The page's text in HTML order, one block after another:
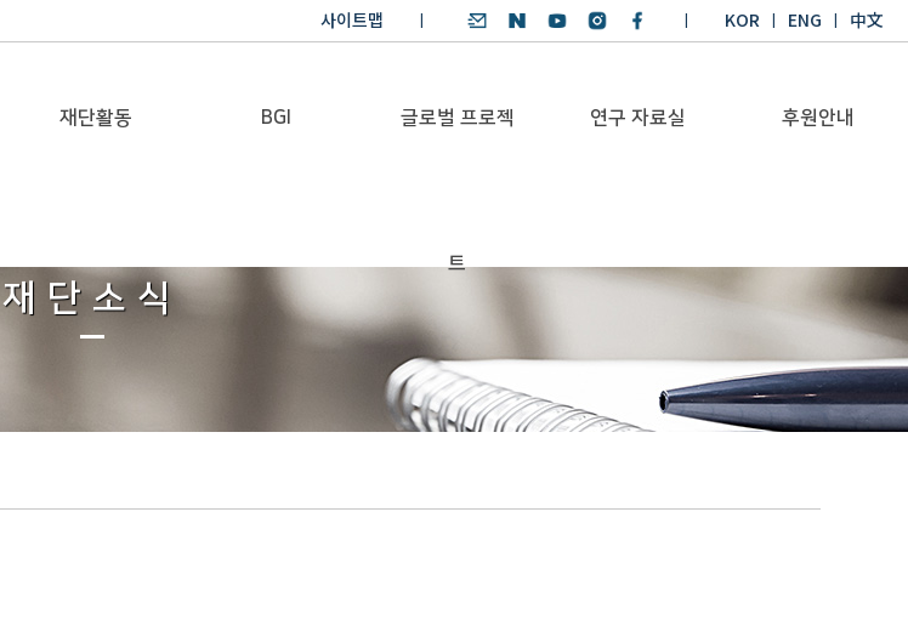
사이트맵 KOR ENG 中文
재단활동 BGI 글로벌 프로젝
트
연구 자료실 후원안내
행사
갤러리
Platform
Trans-Pacific
Sustainability
Dialogue
SDGs 영어 에세이
기후환경리더
양성과정 수상작
재단소식